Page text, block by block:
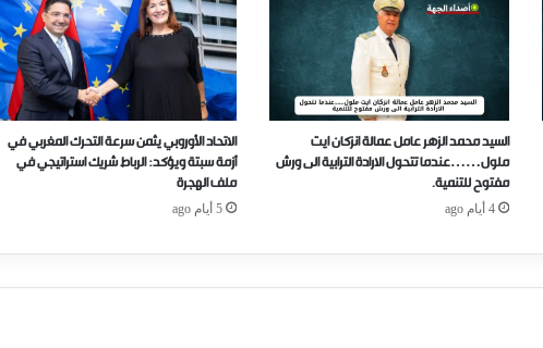
السيد محمد الزهر عامل عمالة انزكان ايت
ملول……عندما تتحول الارادة الترابية الى ورش
مفتوح للتنمية.
4 أيام ago
الاتحاد الأوروبي يثمن سرعة التحرك المغربي في
أزمة سبتة ويؤكد: الرباط شريك استراتيجي في
ملف الهجرة
5 أيام ago